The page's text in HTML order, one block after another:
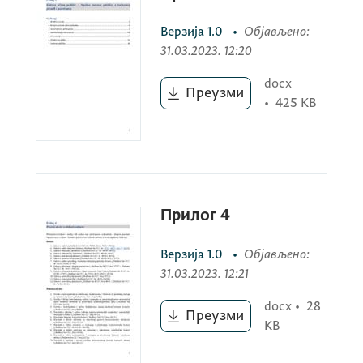
објављују се и сљедећи прилози, на основу
којих је израђен документ:
Прилог 1: Анализа институционалног
система културе Црне Горе
културне сцене Црне Горе
Прилог 3: Култура очима публике –
Анализа ставова публике о културној
понуди и потребама
Верзија 1.0 • Објављено:
31.03.2023. 12:20
Преузми
docx
• 425 KB
Прилог 4
Верзија 1.0 • Објављено:
31.03.2023. 12:21
Преузми
docx • 28
KB